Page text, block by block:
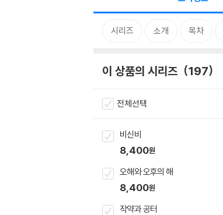
시리즈 소개 목차
이 상품의 시리즈 197
전체선택
비신비
8,400원
오해와 오후의 해
8,400원
작약과 공터